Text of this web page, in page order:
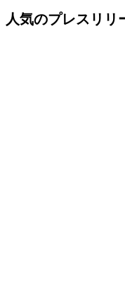
人気のプレスリリ